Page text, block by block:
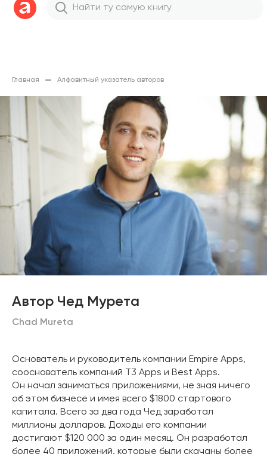
Главная Алфавитный указатель авторов
Автор Чед Мурета
Chad Mureta
Основатель и руководитель компании Empire Apps,
сооснователь компаний T3 Apps и Best Apps.
Он начал заниматься приложениями, не зная ничего
об этом бизнесе и имея всего $1800 стартового
капитала. Всего за два года Чед заработал
миллионы долларов. Доходы его компании
достигают $120 000 за один месяц. Он разработал
более 40 приложений, которые были скачаны более